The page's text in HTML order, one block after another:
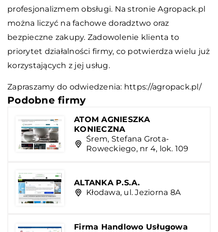
profesjonalizmem obsługi. Na stronie Agropack.pl
można liczyć na fachowe doradztwo oraz
bezpieczne zakupy. Zadowolenie klienta to
priorytet działalności firmy, co potwierdza wielu już
korzystających z jej usług.
Zapraszamy do odwiedzenia: https://agropack.pl/
Podobne firmy
ATOM AGNIESZKA
KONIECZNA
Śrem, Stefana Grota-
Roweckiego, nr 4, lok. 109
ALTANKA P.S.A.
Kłodawa, ul. Jeziorna 8A
Firma Handlowo Usługowa